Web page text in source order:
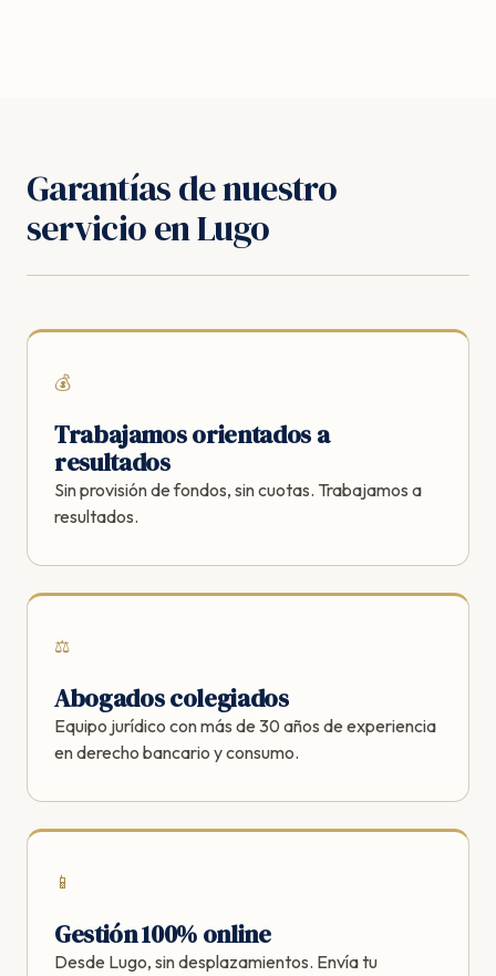
Garantías de nuestro
servicio en Lugo
💰
Trabajamos orientados a
resultados
Sin provisión de fondos, sin cuotas. Trabajamos a
resultados.
⚖️
Abogados colegiados
Equipo jurídico con más de 30 años de experiencia
en derecho bancario y consumo.
📱
Gestión 100% online
Desde Lugo, sin desplazamientos. Envía tu